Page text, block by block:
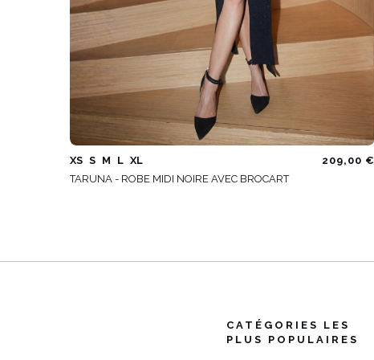
XS S M L XL
209,00 €
TARUNA - ROBE MIDI NOIRE AVEC BROCART
CATÉGORIES LES
PLUS POPULAIRES